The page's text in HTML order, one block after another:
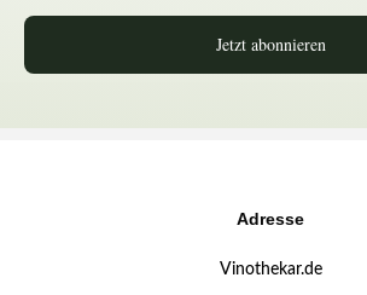
Jetzt abonnieren
Adresse
Vinothekar.de